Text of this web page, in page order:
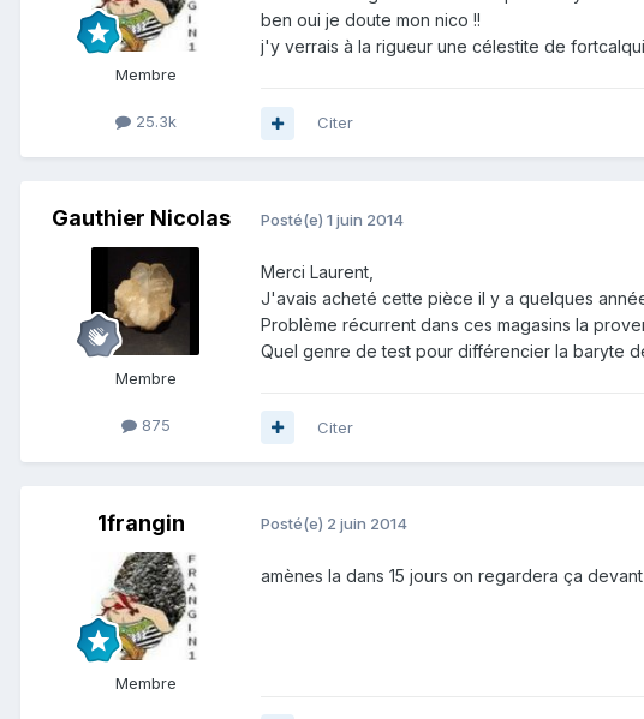
Membre
25.3k
ben oui je doute mon nico !!
j'y verrais à la rigueur une célestite de
Citer
Gauthier Nicolas
Membre
875
Posté(e) 1 juin 2014
Merci Laurent,
J'avais acheté cette pièce il y a quelques
Problème récurrent dans ces magasins la
Quel genre de test pour différencier la baryte
Citer
1frangin
Membre
Posté(e) 2 juin 2014
amènes la dans 15 jours on regardera ça